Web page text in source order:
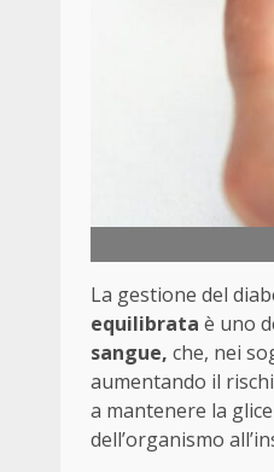
La gestione del
equilibrata è uno
sangue, che, nei
aumentando il
a mantenere la
dell’organismo